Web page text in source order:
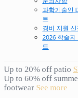
과학기술인
트
경비 지원 신
2026 학술지
드
Up to 20% off patio
Up to 60% off
footwear See more